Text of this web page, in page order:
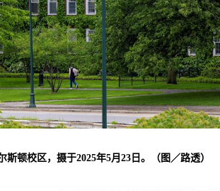
顿校区，摄于2025年5月23日。（图／路透）